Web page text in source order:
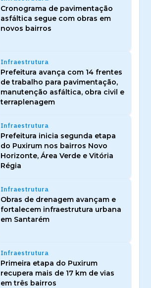
Cronograma de pavimentação
asfáltica segue com obras em
novos bairros
Infraestrutura
Prefeitura avança com 14 frentes
de trabalho para pavimentação,
manutenção asfáltica, obra civil e
terraplenagem
Infraestrutura
Prefeitura inicia segunda etapa
do Puxirum nos bairros Novo
Horizonte, Área Verde e Vitória
Régia
Infraestrutura
Obras de drenagem avançam e
fortalecem infraestrutura urbana
em Santarém
Infraestrutura
Primeira etapa do Puxirum
recupera mais de 17 km de vias
em três bairros